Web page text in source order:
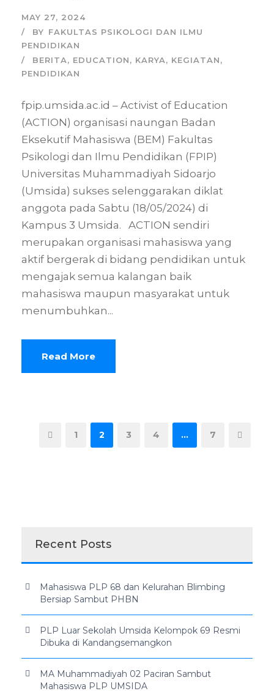
MAY 27, 2024
BY FAKULTAS PSIKOLOGI DAN ILMU
PENDIDIKAN
BERITA, EDUCATION, KARYA, KEGIATAN,
PENDIDIKAN
fpip.umsida.ac.id – Activist of Education
(ACTION) organisasi naungan Badan
Eksekutif Mahasiswa (BEM) Fakultas
Psikologi dan Ilmu Pendidikan (FPIP)
Universitas Muhammadiyah Sidoarjo
(Umsida) sukses selenggarakan diklat
anggota pada Sabtu (18/05/2024) di
Kampus 3 Umsida. ACTION sendiri
merupakan organisasi mahasiswa yang
aktif bergerak di bidang pendidikan untuk
mengajak semua kalangan baik
mahasiswa maupun masyarakat untuk
menumbuhkan...
Read More
1 2 3 4 … 7
Recent Posts
Mahasiswa PLP 68 dan Kelurahan Blimbing
Bersiap Sambut PHBN
PLP Luar Sekolah Umsida Kelompok 69 Resmi
Dibuka di Kandangsemangkon
MA Muhammadiyah 02 Paciran Sambut
Mahasiswa PLP UMSIDA